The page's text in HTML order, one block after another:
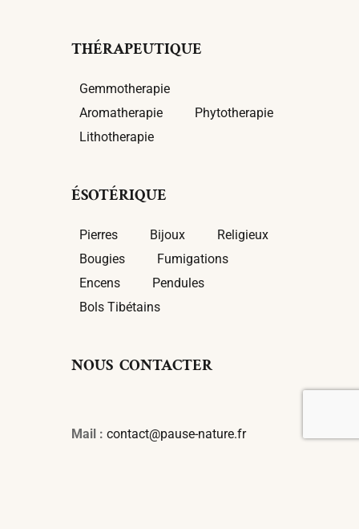
THÉRAPEUTIQUE
Gemmotherapie
Aromatherapie
Phytotherapie
Lithotherapie
ÉSOTÉRIQUE
Pierres Bijoux
Religieux
Bougies
Fumigations
Encens
Pendules
Bols Tibétains
NOUS CONTACTER
Mail : contact@pause-nature.fr